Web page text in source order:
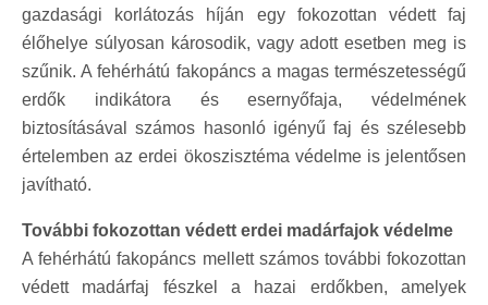
gazdasági korlátozás híján egy fokozottan védett faj
élőhelye súlyosan károsodik, vagy adott esetben meg is
szűnik. A fehérhátú fakopáncs a magas természetességű
erdők indikátora és esernyőfaja, védelmének
biztosításával számos hasonló igényű faj és szélesebb
értelemben az erdei ökoszisztéma védelme is jelentősen
javítható.
További fokozottan védett erdei madárfajok védelme
A fehérhátú fakopáncs mellett számos további fokozottan
védett madárfaj fészkel a hazai erdőkben, amelyek